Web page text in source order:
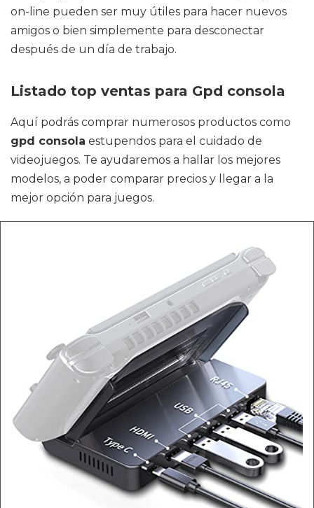
on-line pueden ser muy útiles para hacer nuevos
amigos o bien simplemente para desconectar
después de un día de trabajo.
Listado top ventas para Gpd consola
Aquí podrás comprar numerosos productos como
gpd consola estupendos para el cuidado de
videojuegos. Te ayudaremos a hallar los mejores
modelos, a poder comparar precios y llegar a la
mejor opción para juegos.